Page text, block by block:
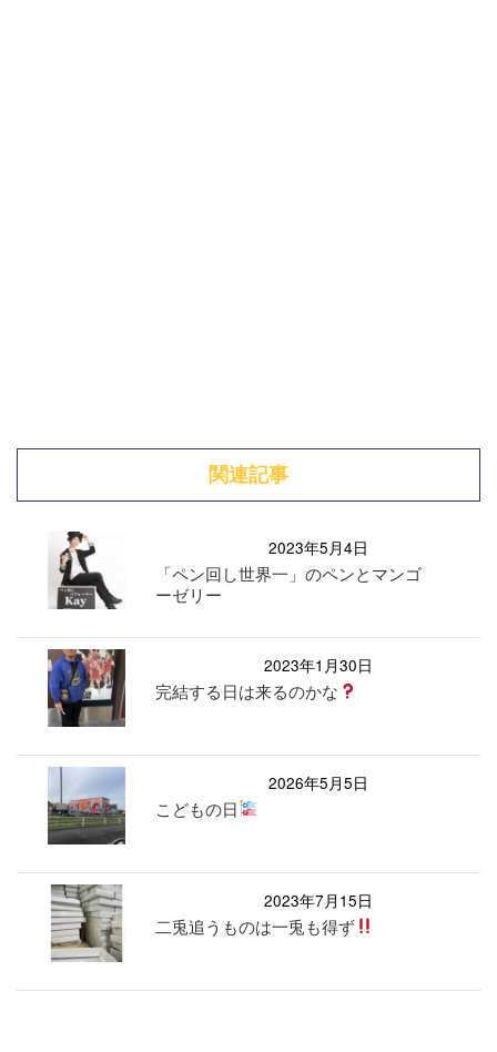
関連記事
2023年5月4日
「ペン回し世界一」のペンとマンゴ
ーゼリー
2023年1月30日
完結する日は来るのかな
2026年5月5日
こどもの日
2023年7月15日
二兎追うものは一兎も得ず